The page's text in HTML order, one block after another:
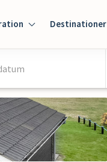
Destinationer